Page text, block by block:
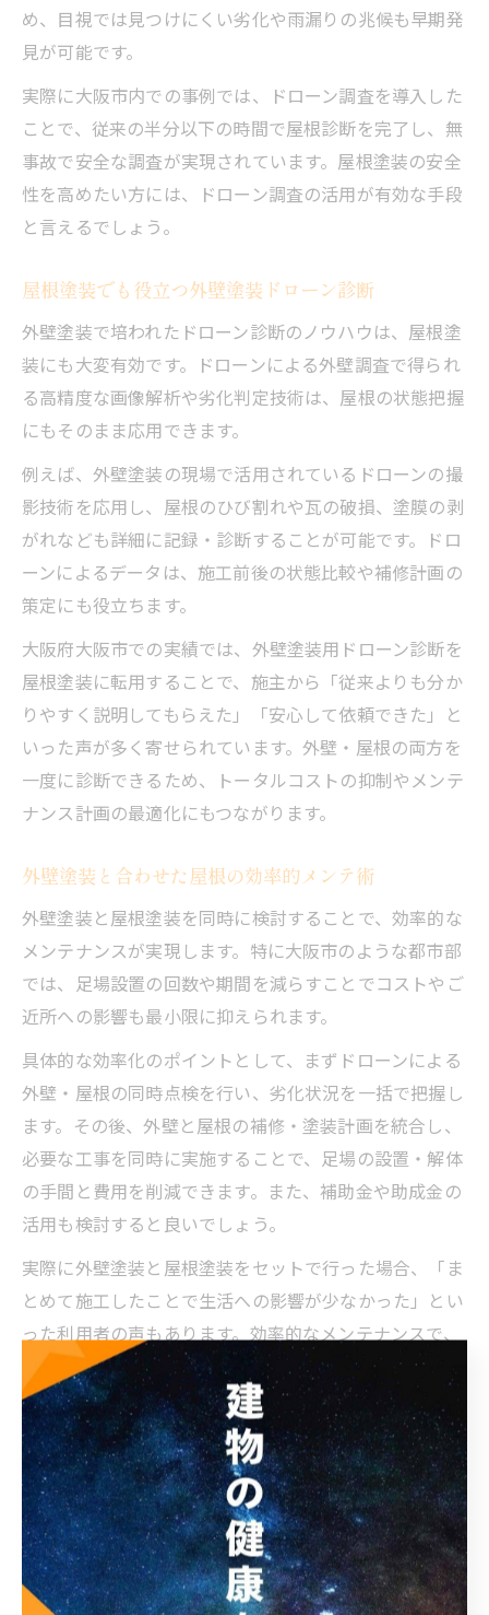
め、目視では見つけにくい劣化や雨漏りの兆候も早期発
見が可能です。
実際に大阪市内での事例では、ドローン調査を導入した
ことで、従来の半分以下の時間で屋根診断を完了し、無
事故で安全な調査が実現されています。屋根塗装の安全
性を高めたい方には、ドローン調査の活用が有効な手段
と言えるでしょう。
屋根塗装でも役立つ外壁塗装ドローン診断
外壁塗装で培われたドローン診断のノウハウは、屋根塗
装にも大変有効です。ドローンによる外壁調査で得られ
る高精度な画像解析や劣化判定技術は、屋根の状態把握
にもそのまま応用できます。
例えば、外壁塗装の現場で活用されているドローンの撮
影技術を応用し、屋根のひび割れや瓦の破損、塗膜の剥
がれなども詳細に記録・診断することが可能です。ドロ
ーンによるデータは、施工前後の状態比較や補修計画の
策定にも役立ちます。
大阪府大阪市での実績では、外壁塗装用ドローン診断を
屋根塗装に転用することで、施主から「従来よりも分か
りやすく説明してもらえた」「安心して依頼できた」と
いった声が多く寄せられています。外壁・屋根の両方を
一度に診断できるため、トータルコストの抑制やメンテ
ナンス計画の最適化にもつながります。
外壁塗装と合わせた屋根の効率的メンテ術
外壁塗装と屋根塗装を同時に検討することで、効率的な
メンテナンスが実現します。特に大阪市のような都市部
では、足場設置の回数や期間を減らすことでコストやご
近所への影響も最小限に抑えられます。
具体的な効率化のポイントとして、まずドローンによる
外壁・屋根の同時点検を行い、劣化状況を一括で把握し
ます。その後、外壁と屋根の補修・塗装計画を統合し、
必要な工事を同時に実施することで、足場の設置・解体
の手間と費用を削減できます。また、補助金や助成金の
活用も検討すると良いでしょう。
実際に外壁塗装と屋根塗装をセットで行った場合、「ま
とめて施工したことで生活への影響が少なかった」とい
った利用者の声もあります。効率的なメンテナンスで、
建物の寿命延長とコストダウンを両立しましょう。
ドローンが実現する屋根塗装の高精度チェック
ドローンによる屋根塗装の高精度チェックは、従来の点
検方法と比べて格段に精度が向上しています。高解像度
カメラや赤外線カメラを搭載することで、肉眼では見落
としがちな細かなひび割れや塗膜の剥離、雨漏りの原因
となる箇所までしっかり確認できます。